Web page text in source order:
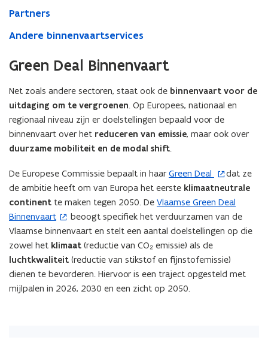
Partners
Andere binnenvaartservices
Green Deal Binnenvaart
Net zoals andere sectoren, staat ook de binnenvaart voor de
uitdaging om te vergroenen. Op Europees, nationaal en
regionaal niveau zijn er doelstellingen bepaald voor de
binnenvaart over het reduceren van emissie, maar ook over
duurzame mobiliteit en de modal shift.
De Europese Commissie bepaalt in haar Green Deal
(
o
p
e
n
t
n
n
dat ze
de ambitie heeft om van Europa het eerste klimaatneutrale
continent te maken tegen 2050. De Vlaamse Green Deal
Binnenvaart
(
o
p
e
n
t
i
beoogt specifiek het verduurzamen van de
Vlaamse binnenvaart en stelt een aantal doelstellingen op die
zowel het klimaat (reductie van CO₂ emissie) als de
luchtkwaliteit (reductie van stikstof en fijnstofemissie)
dienen te bevorderen. Hiervoor is een traject opgesteld met
mijlpalen in 2026, 2030 en een zicht op 2050.